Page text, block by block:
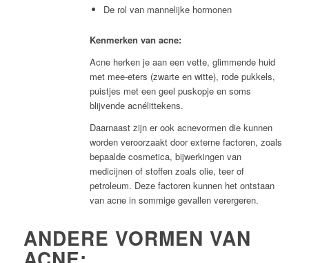
De rol van mannelijke hormonen
Kenmerken van acne:
Acne herken je aan een vette, glimmende huid
met mee-eters (zwarte en witte), rode pukkels,
puistjes met een geel puskopje en soms
blijvende acnélittekens.
Daarnaast zijn er ook acnevormen die kunnen
worden veroorzaakt door externe factoren, zoals
bepaalde cosmetica, bijwerkingen van
medicijnen of stoffen zoals olie, teer of
petroleum. Deze factoren kunnen het ontstaan
van acne in sommige gevallen verergeren.
ANDERE VORMEN VAN